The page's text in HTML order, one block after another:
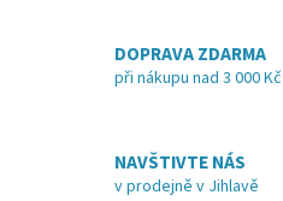
d
DOPRAVA ZDARMA
při nákupu nad 3 000 Kč
NAVŠTIVTE NÁS
v prodejně v Jihlavě